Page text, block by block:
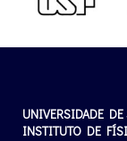
UNIVERSIDADE
INSTITUTO DE